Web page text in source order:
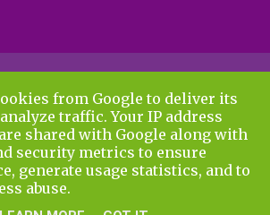
en privacy policy
TO-DATE WebDesign
from Google to deliver its
traffic. Your IP address
shared with Google along with
security metrics to ensure
generate usage statistics, and to
abuse.